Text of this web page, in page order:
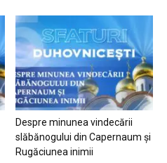
Despre minunea vindecării
slăbănogului din Capernaum și
Rugăciunea inimii